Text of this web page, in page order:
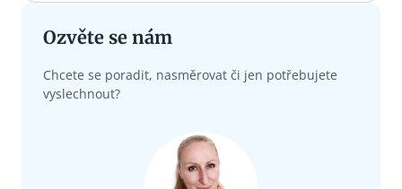
Ozvěte se nám
Chcete se poradit, nasměrovat či jen potřebujete
vyslechnout?